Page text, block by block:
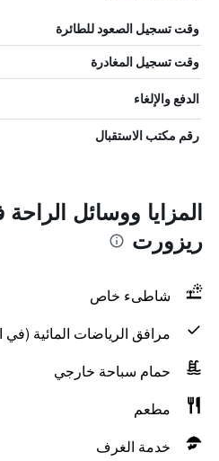
وقت تسجيل الصعود للطائرة
وقت تسجيل المغادرة
الدفع والإلغاء
رقم مكتب الاستقبال
المزايا ووسائل
ريزورت
شاطىء خاص
مرافق الرياضات المائية (في
حمام سباحة خارجي
مطعم
خدمة الغرف